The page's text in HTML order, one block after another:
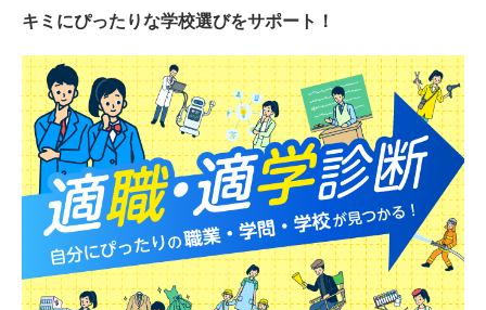
キミにぴったりな学校選びをサポート！